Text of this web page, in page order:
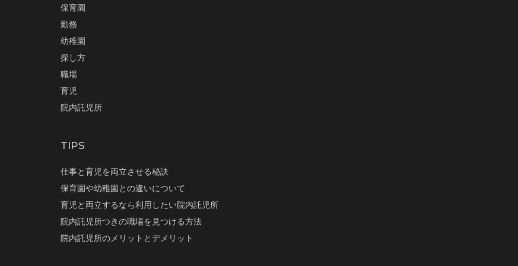
保育園
勤務
幼稚園
探し方
職場
育児
院内託児所
TIPS
仕事と育児を両立させる秘訣
保育園や幼稚園との違いについて
育児と両立するなら利用したい院内託児所
院内託児所つきの職場を見つける方法
院内託児所のメリットとデメリット